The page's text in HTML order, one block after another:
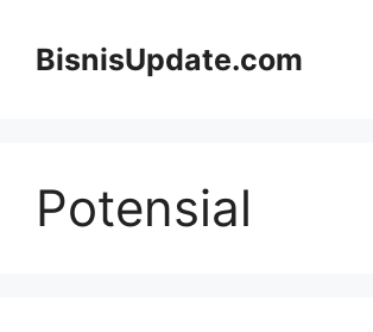
BisnisUpdate.com
Potensial